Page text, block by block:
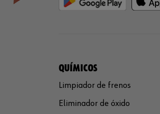
QUÍMICOS
Limpiador de frenos
Eliminador de óxido